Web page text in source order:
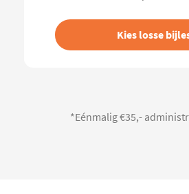
Kies losse
*Eénmalig €35,-